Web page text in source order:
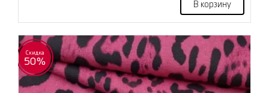
В корзину
Скидка
50%